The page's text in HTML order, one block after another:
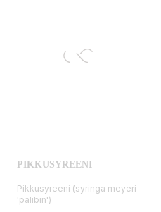
PIKKUSYREENI
Pikkusyreeni (syringa meyeri
'palibin')